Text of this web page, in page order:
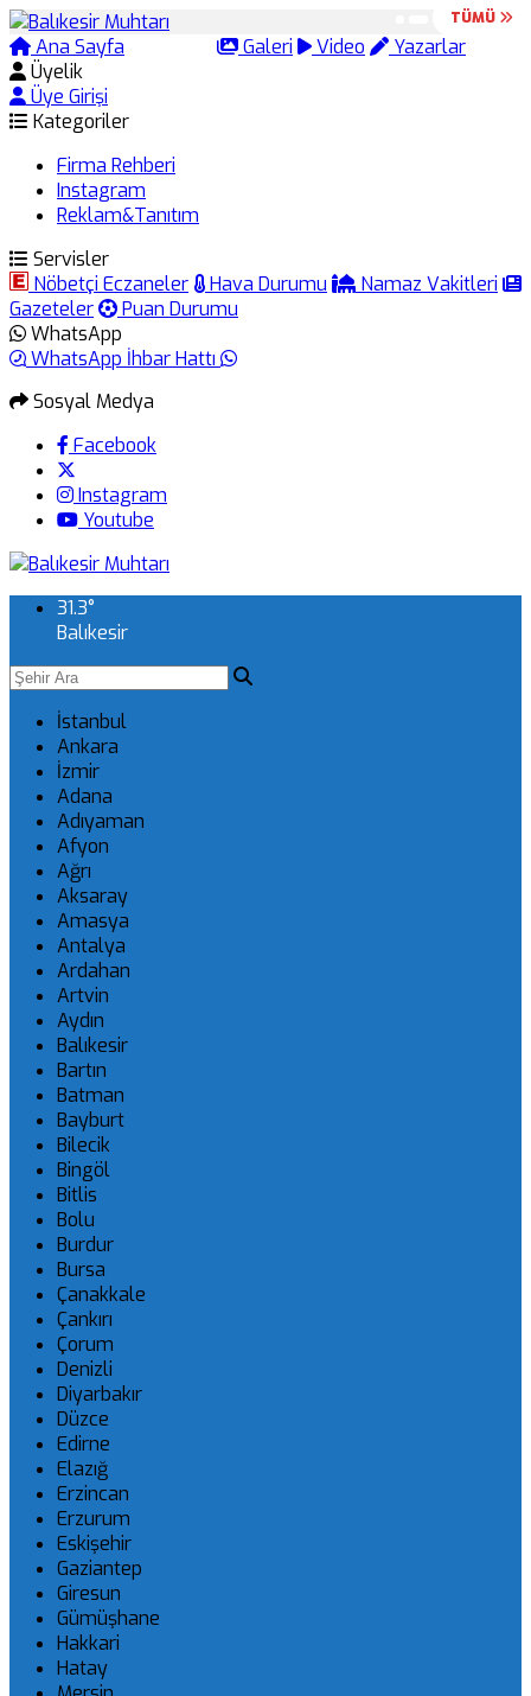
Ana Sayfa Galeri Video
Yazarlar
Üyelik
Üye Girişi
Kategoriler
Firma Rehberi
Instagram
Reklam&Tanıtım
Servisler
Nöbetçi Eczaneler
Hava Durumu
Namaz Vakitleri
Gazeteler
Puan Durumu
WhatsApp
WhatsApp İhbar Hattı
Sosyal Medya
Facebook
Instagram
Youtube
31.3°
Balıkesir
İstanbul
Ankara
İzmir
Adana
Adıyaman
Afyon
Ağrı
Aksaray
Amasya
Antalya
Ardahan
Artvin
Aydın
Balıkesir
Bartın
Batman
Bayburt
Bilecik
Bingöl
Bitlis
Bolu
Burdur
Bursa
Çanakkale
Çankırı
Çorum
Denizli
Diyarbakır
Düzce
Edirne
Elazığ
Erzincan
Erzurum
Eskişehir
Gaziantep
Giresun
Gümüşhane
Hakkari
Hatay
TÜMÜ
TÜMÜ